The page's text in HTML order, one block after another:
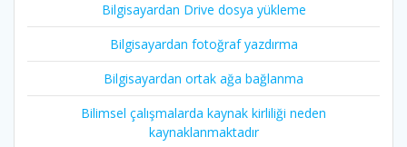
Bilgisayardan Drive dosya yükleme
Bilgisayardan fotoğraf yazdırma
Bilgisayardan ortak ağa bağlanma
Bilimsel çalışmalarda kaynak kirliliği neden
kaynaklanmaktadır